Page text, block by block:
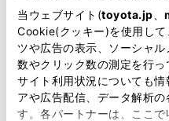
当ウェブサイト(toyota.jp
Cookie(クッキー)を使用し
ツや広告の表示、ソーシャ
数やクリック数の測定を行
サイト利用状況についても
アや広告配信、データ解析
す。各パートナーは、ここ
装備・仕様
基本装備